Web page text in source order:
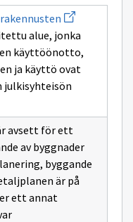
rakennusten Avaa
uuden
ikkunan
sivulle
rakennusten
alue, jonka
käyttöönotto,
ja käyttö ovat
julkisyhteisön
avsett för ett
av byggnader
byggande
är på
ett annat